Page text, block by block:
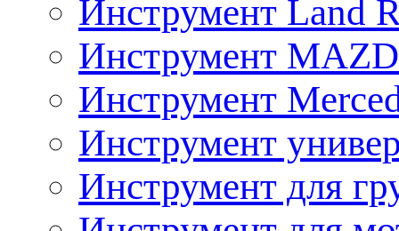
Инструмент Land
Инструмент
Инструмент
Инструмент
Инструмент для